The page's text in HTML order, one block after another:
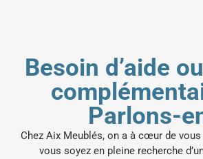
Besoin d’aide
Parlons-
Chez Aix Meublés, on a à cœur de
vous soyez en pleine recherche